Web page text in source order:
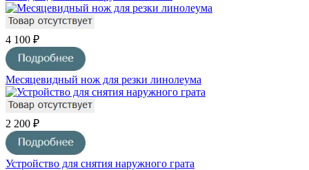
4 100 ₽
Месяцевидный нож для резки линолеума
2 200 ₽
Устройство для снятия наружного грата